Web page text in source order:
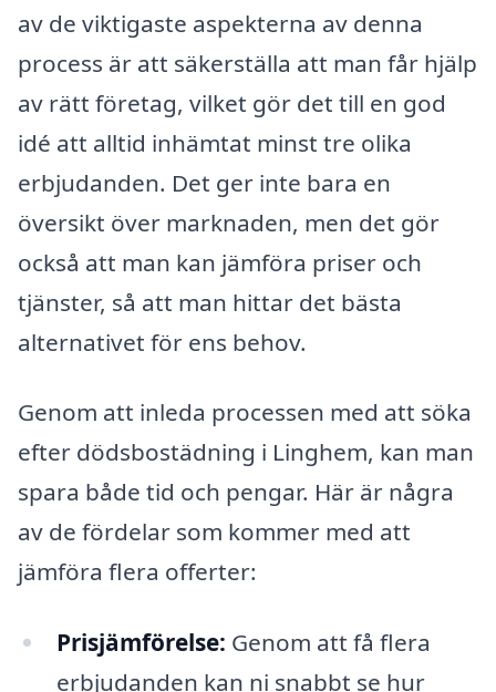
av de viktigaste aspekterna av denna
process är att säkerställa att man får hjälp
av rätt företag, vilket gör det till en god
idé att alltid inhämtat minst tre olika
erbjudanden. Det ger inte bara en
översikt över marknaden, men det gör
också att man kan jämföra priser och
tjänster, så att man hittar det bästa
alternativet för ens behov.
Genom att inleda processen med att söka
efter dödsbostädning i Linghem, kan man
spara både tid och pengar. Här är några
av de fördelar som kommer med att
jämföra flera offerter:
Prisjämförelse: Genom att få flera
erbjudanden kan ni snabbt se hur